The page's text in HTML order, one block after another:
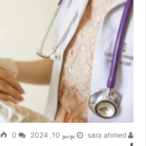
يونيو 10, 2024